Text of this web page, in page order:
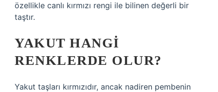
özellikle canlı kırmızı rengi ile bilinen değerli bir
taştır.
YAKUT HANGI
RENKLERDE OLUR?
Yakut taşları kırmızıdır, ancak nadiren pembenin